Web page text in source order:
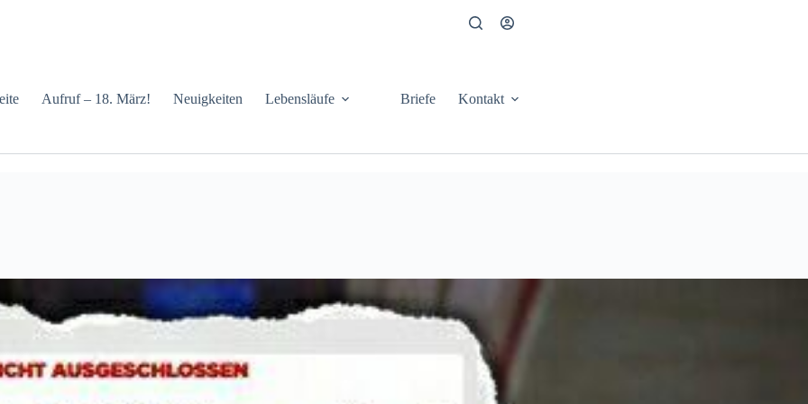
Aufruf – 18. März! Neuigkeiten Lebensläufe Briefe Kontakt